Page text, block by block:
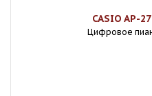
CASIO AP-
Цифровое